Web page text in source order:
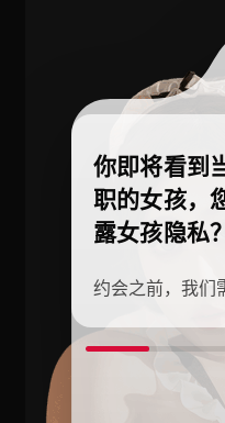
你即将看到
职的女孩，
露女孩隐私？
约会之前，我们